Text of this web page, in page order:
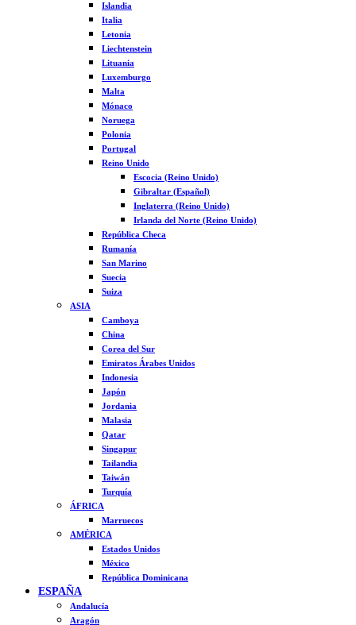
Islandia
Italia
Letonia
Liechtenstein
Lituania
Luxemburgo
Malta
Mónaco
Noruega
Polonia
Portugal
Reino Unido
Escocia (Reino Unido)
Gibraltar (Español)
Inglaterra (Reino Unido)
Irlanda del Norte (Reino Unido)
República Checa
Rumanía
San Marino
Suecia
Suiza
ASIA
Camboya
China
Corea del Sur
Emiratos Árabes Unidos
Indonesia
Japón
Jordania
Malasia
Qatar
Singapur
Tailandia
Taiwán
Turquía
ÁFRICA
Marruecos
AMÉRICA
Estados Unidos
México
República Dominicana
ESPAÑA
Andalucía
Aragón